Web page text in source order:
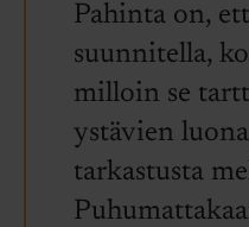
Pahinta on,
suunnitella,
milloin se
ystävien
tarkastusta